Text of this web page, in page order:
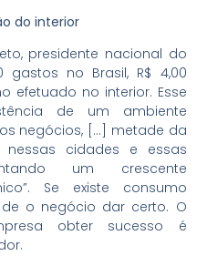
do interior
presidente nacional do
gastos no Brasil, R$ 4,00
efetuado no interior. Esse
de um ambiente
negócios, […] metade da
nessas cidades e essas
um crescente
Se existe consumo
o negócio dar certo. O
obter sucesso é